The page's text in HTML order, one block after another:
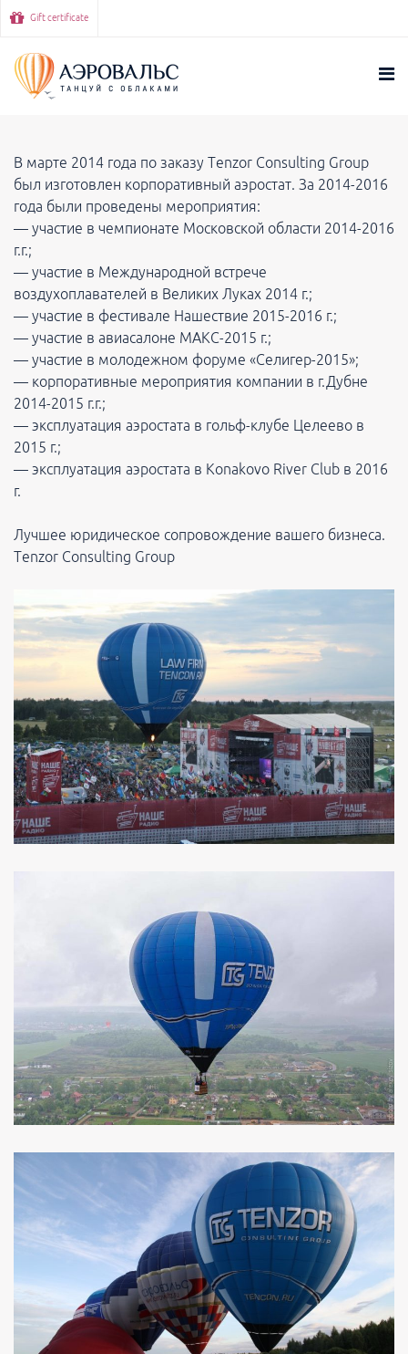
Gift certificate
В марте 2014 года по заказу Tenzor Consulting Group
был изготовлен корпоративный аэростат. За 2014-2016
года были проведены мероприятия:
— участие в чемпионате Московской области 2014-2016
г.г.;
— участие в Международной встрече
воздухоплавателей в Великих Луках 2014 г.;
— участие в фестивале Нашествие 2015-2016 г.;
— участие в авиасалоне МАКС-2015 г.;
— участие в молодежном форуме «Селигер-2015»;
— корпоративные мероприятия компании в г.Дубне
2014-2015 г.г.;
— эксплуатация аэростата в гольф-клубе Целеево в
2015 г.;
— эксплуатация аэростата в Konakovo River Club в 2016
г.
Лучшее юридическое сопровождение вашего бизнеса.
Tenzor Consulting Group